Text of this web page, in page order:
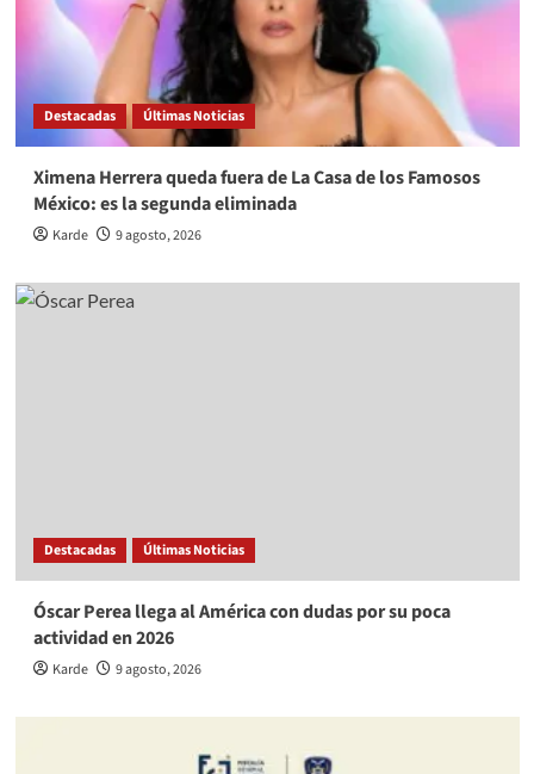
Destacadas Últimas Noticias
Ximena Herrera queda fuera de La Casa de los Famosos
México: es la segunda eliminada
Karde 9 agosto, 2026
Destacadas Últimas Noticias
Óscar Perea llega al América con dudas por su poca
actividad en 2026
Karde 9 agosto, 2026